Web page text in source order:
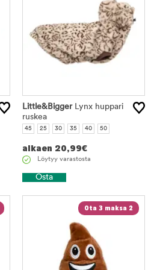
Little&BiggerLynx huppari
ruskea
45 25 30 35 40 50
alkaen 20,99€
Löytyy varastosta
Osta
Ota 3 maksa 2